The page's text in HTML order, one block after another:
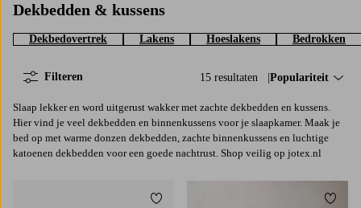
Dekbedden & kussens
Dekbedovertrek Lakens Hoeslakens Bedrokken
15 resultaten Sorteer op:
Populariteit
Filteren
Slaap lekker en word uitgerust wakker met zachte dekbedden en kussens.
Hier vind je veel dekbedden en binnenkussens voor je slaapkamer. Maak je
bed op met warme donzen dekbedden, zachte binnenkussens en luchtige
katoenen dekbedden voor een goede nachtrust. Shop veilig op jotex.nl
Toevoegen aan favorieten